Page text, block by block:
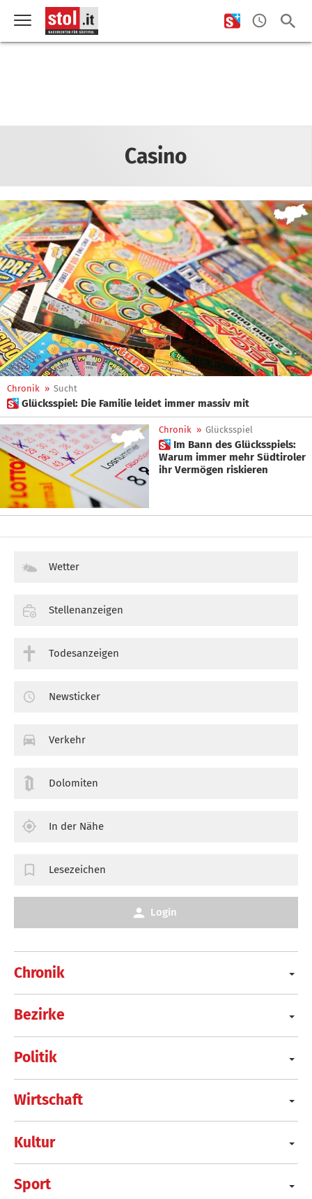
Casino
Chronik » Sucht
 Glücksspiel: Die Familie leidet immer massiv mit
Chronik » Glücksspiel
 Im Bann des Glücksspiels:
Warum immer mehr Südtiroler
ihr Vermögen riskieren
Chronik
Bezirke
Politik
Wirtschaft
Kultur
Sport
Wetter
Stellenanzeigen
Todesanzeigen
Newsticker
Verkehr
Dolomiten
In der Nähe
Lesezeichen
Login